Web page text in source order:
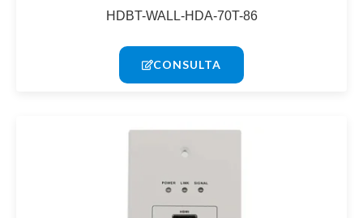
HDBT-WALL-HDA-70T-86
CONSULTA